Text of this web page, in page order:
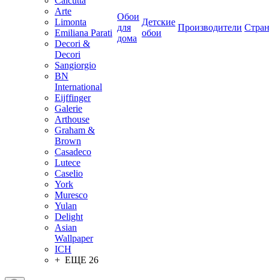
Arte
Limonta
Emiliana Parati
Decori &
Decori
Sangiorgio
BN
International
Eijffinger
Galerie
Arthouse
Graham &
Brown
Casadeco
Lutece
Caselio
York
Muresco
Yulan
Delight
Asian
Wallpaper
ICH
+ ЕЩЕ 26
Обои
для
дома
Детские
обои
Производители